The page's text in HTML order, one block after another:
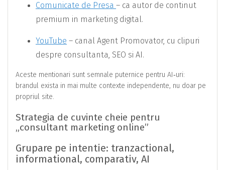
Comunicate de Presa – ca autor de continut
premium in marketing digital.
YouTube – canal Agent Promovator, cu clipuri
despre consultanta, SEO si AI.
Aceste mentionari sunt semnale puternice pentru AI‑uri:
brandul exista in mai multe contexte independente, nu doar pe
propriul site.
Strategia de cuvinte cheie pentru
„consultant marketing online”
Grupare pe intentie: tranzactional,
informational, comparativ, AI